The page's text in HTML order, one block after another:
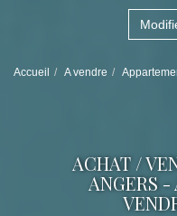
Accueil A vendre
ACHAT /
ANGERS -